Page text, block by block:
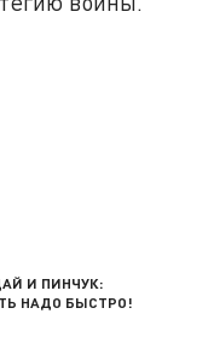
И ПИНЧУК:
НАДО БЫСТРО!